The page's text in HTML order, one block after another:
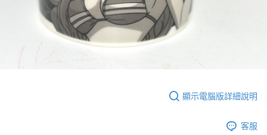
顯示電腦版詳細說明
客服